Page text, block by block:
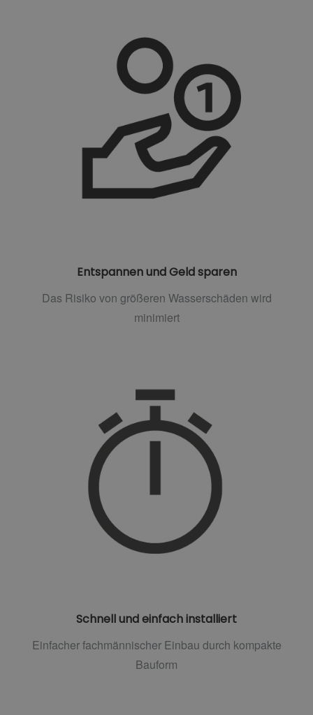
Entspannen und Geld sparen
Das Risiko von größeren Wasserschäden wird
minimiert
Schnell und einfach installiert
Einfacher fachmännischer Einbau durch kompakte
Bauform